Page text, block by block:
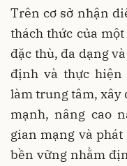
Trên cơ sở nhận
thách thức của
đặc thù, đa dạng
định và thực hiện
làm trung tâm, xây
mạnh, nâng cao
gian mạng và
bền vững nhằm